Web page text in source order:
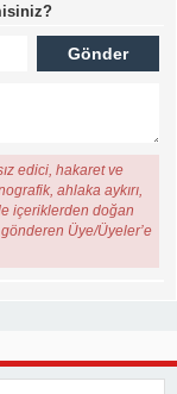
edici, hakaret ve
ahlaka aykırı,
içeriklerden doğan
Üye/Üyeler’e